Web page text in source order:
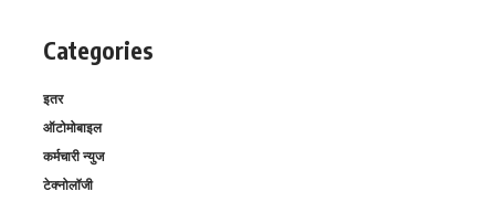
Categories
इतर
ऑटोमोबाइल
कर्मचारी न्युज
टेक्नोलॉजी